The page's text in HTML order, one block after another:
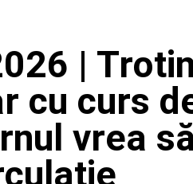
|
cu curs
vrea